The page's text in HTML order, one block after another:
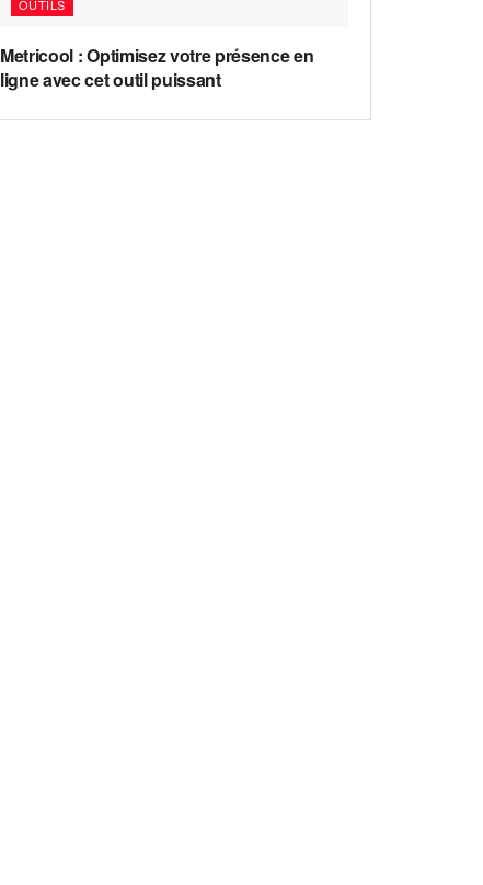
OUTILS
Metricool : Optimisez votre présence en
ligne avec cet outil puissant